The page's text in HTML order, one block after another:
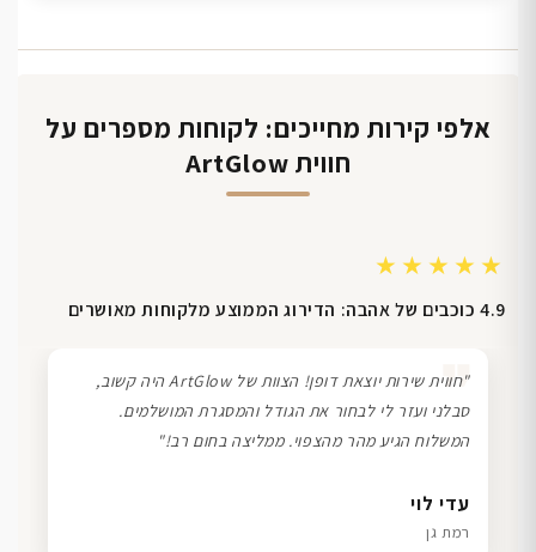
אלפי קירות מחייכים: לקוחות מספרים על
חווית ArtGlow
★★★★★
4.9 כוכבים של אהבה: הדירוג הממוצע מלקוחות מאושרים
שרון כהן
תל אביב
❞
"חווית שירות יוצאת דופן! הצוות של ArtGlow היה קשוב,
סבלני ועזר לי לבחור את הגודל והמסגרת המושלמים.
המשלוח הגיע מהר מהצפוי. ממליצה בחום רב!"
עדי לוי
רמת גן
דנה גל
חיפה
ליאת ויוסי מ.
הוד השרון